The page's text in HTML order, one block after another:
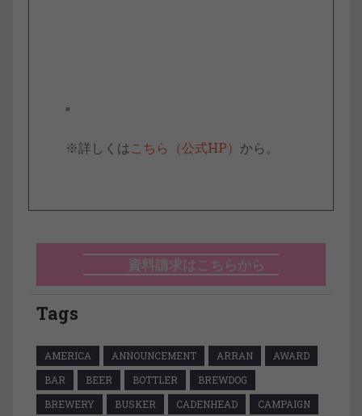
”
※詳しくはこちら（公式HP） から。
資料請求はこちらから
Tags
AMERICA ANNOUNCEMENT ARRAN
AWARD
BAR
BEER BOTTLER
BREWDOG
BREWERY
BUSKER CADENHEAD
CAMPAIGN